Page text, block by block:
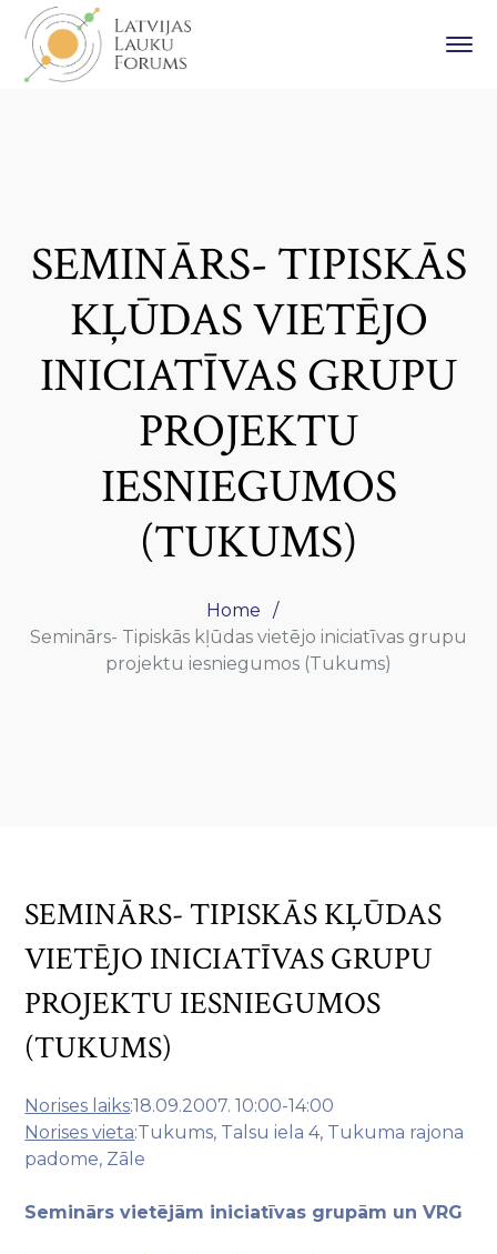
SEMINĀRS- TIPISKĀS
KĻŪDAS VIETĒJO
INICIATĪVAS GRUPU
PROJEKTU
IESNIEGUMOS
(TUKUMS)
Home
Seminārs- Tipiskās kļūdas vietējo iniciatīvas grupu
projektu iesniegumos (Tukums)
SEMINĀRS- TIPISKĀS KĻŪDAS
VIETĒJO INICIATĪVAS GRUPU
PROJEKTU IESNIEGUMOS
(TUKUMS)
Norises laiks:18.09.2007. 10:00-14:00
Norises vieta:Tukums, Talsu iela 4, Tukuma rajona
padome, Zāle
Seminārs vietējām iniciatīvas grupām un VRG